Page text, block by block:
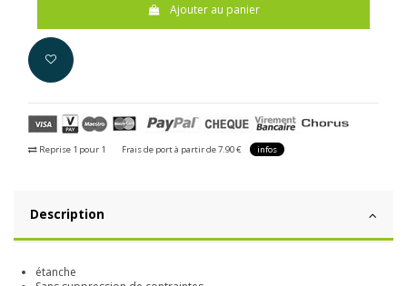
Ajouter au panier
Reprise 1 pour 1 Frais de port à partir de 7.90 € infos
Description
étanche